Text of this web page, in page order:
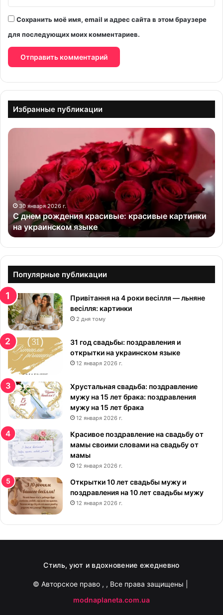
Сохранить моё имя, email и адрес сайта в этом браузере
для последующих моих комментариев.
Избранные публикации
С
ж
е
н
и
я
а
с
и
в
ы
е
:
р
а
с
и
в
ы
е
к
р
т
и
н
к
а
30 января 2026 г.
С днем рождения красивые: красивые картинки
на украинском языке
Популярные публикации
Привітання на 4 роки весілля — льняне
весілля: картинки
2 дня тому
31 год свадьбы: поздравления и
открытки на украинском языке
12 января 2026 г.
Хрустальная свадьба: поздравление
мужу на 15 лет брака: поздравления
мужу на 15 лет брака
12 января 2026 г.
Красивое поздравление на свадьбу от
мамы своими словами на свадьбу от
мамы
12 января 2026 г.
Открытки 10 лет свадьбы мужу и
поздравления на 10 лет свадьбы мужу
12 января 2026 г.
Стиль, уют и вдохновение ежедневно
© Авторское право , , Все права защищены |
modnaplaneta.com.ua